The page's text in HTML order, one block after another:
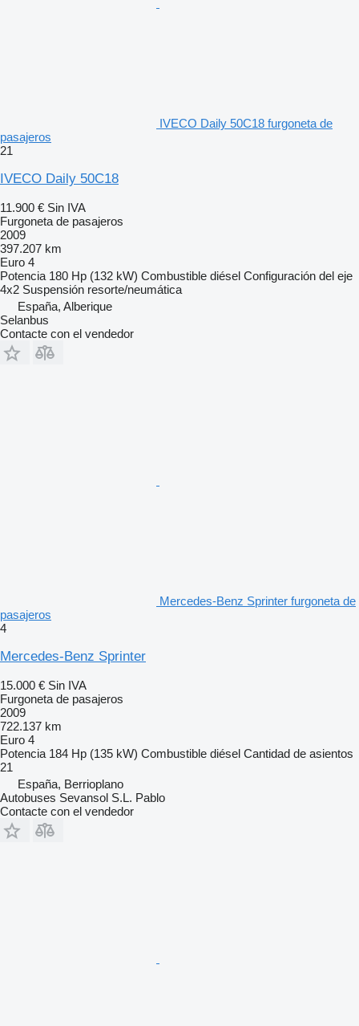
IVECO Daily 50C18 furgoneta de
pasajeros
21
IVECO Daily 50C18
11.900 € Sin IVA
Furgoneta de pasajeros
2009
397.207 km
Euro 4
Potencia 180 Hp (132 kW) Combustible diésel Configuración del eje
4x2 Suspensión resorte/neumática
España, Alberique
Selanbus
Contacte con el vendedor
Mercedes-Benz Sprinter furgoneta de
pasajeros
4
Mercedes-Benz Sprinter
15.000 € Sin IVA
Furgoneta de pasajeros
2009
722.137 km
Euro 4
Potencia 184 Hp (135 kW) Combustible diésel Cantidad de asientos
21
España, Berrioplano
Autobuses Sevansol S.L. Pablo
Contacte con el vendedor